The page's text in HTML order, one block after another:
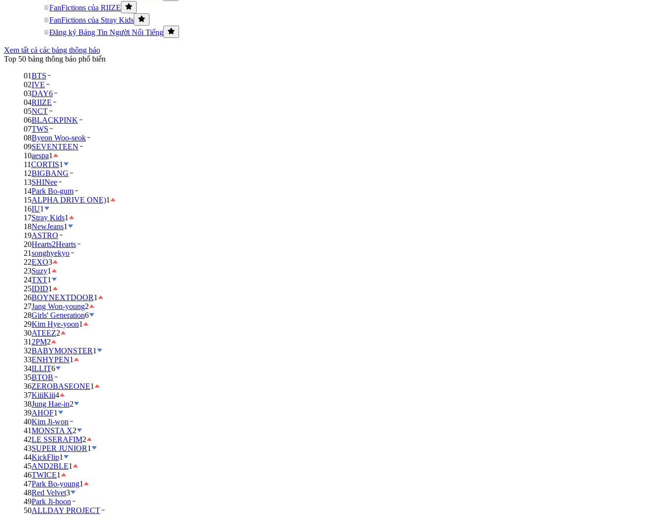
FanFictions của RIIZE
FanFictions của Stray Kids
Đăng ký Bảng Tin Người Nổi Tiếng
Xem tất cả các bảng thông báo
Top 50 bảng thông báo phổ biến
01BTS
02IVE
03DAY6
04RIIZE
05NCT
06BLACKPINK
07TWS
08Byeon Woo-seok
09SEVENTEEN
10aespa1
11CORTIS1
12BIGBANG
13SHINee
14Park Bo-gum
15ALPHA DRIVE ONE)1
16IU1
17Stray Kids1
18NewJeans1
19ASTRO
20Hearts2Hearts
21songhyekyo
22EXO3
23Suzy1
24TXT1
25IDID1
26BOYNEXTDOOR1
27Jang Won-young2
28Girls' Generation6
29Kim Hye-yoon1
30ATEEZ2
31 2PM2
32BABYMONSTER1
33ENHYPEN1
34ILLIT6
35BTOB
36ZEROBASEONE1
37KiiiKiii4
38Jung Hae-in2
39AHOF1
40Kim Ji-won
41MONSTA X2
42LE SSERAFIM2
43SUPER JUNIOR1
44KickFlip1
45AND2BLE1
46TWICE1
47Park Bo-young1
48Red Velvet3
49Park Ji-hoon
50ALLDAY PROJECT
BTS